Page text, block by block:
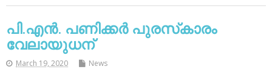
പി.എന്‍. പണിക്കര്‍ പുരസ്‌കാരം
വേലായുധന്
March 19, 2020 News